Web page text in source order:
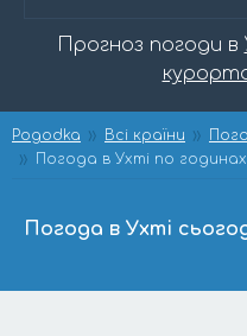
Прогноз погоди в
Pogodka Всі країни
Погода в Ухті по годинах
Погода в Ухті